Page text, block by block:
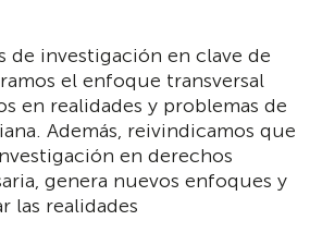
de investigación en clave de
el enfoque transversal
en realidades y problemas de
Además, reivindicamos que
en derechos
genera nuevos enfoques y
las realidades